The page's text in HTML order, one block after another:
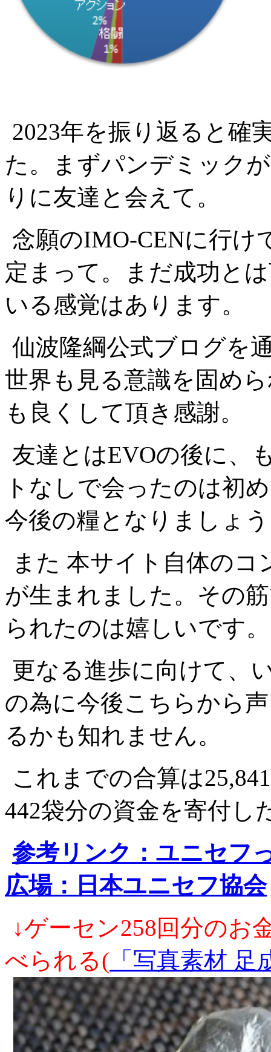
2023年を振り返ると確
た。まずパンデミック
りに友達と会えて。
念願のIMO-CENに行け
定まって。まだ成功と
いる感覚はあります。
仙波隆綱公式ブログを
世界も見る意識を固め
も良くして頂き感謝。
友達とはEVOの後に、
トなしで会ったのは初
今後の糧となりましょ
また 本サイト自体の
が生まれました。その
られたのは嬉しいです。
更なる進歩に向けて、
の為に今後こちらから
るかも知れません。
これまでの合算は
442袋分の資金を寄付し
参考リンク：ユニセフ
広場：日本ユニセフ協会
↓ゲーセン258回分のお
べられる( 「写真素材 足